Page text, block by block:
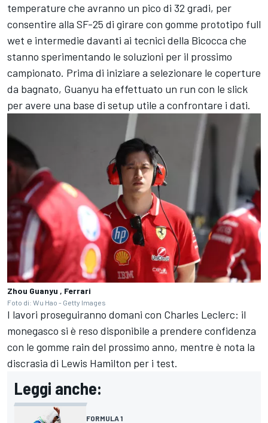
temperature che avranno un pico di 32 gradi, per
consentire alla SF-25 di girare con gomme prototipo full
wet e intermedie davanti ai tecnici della Bicocca che
stanno sperimentando le soluzioni per il prossimo
campionato. Prima di iniziare a selezionare le coperture
da bagnato, Guanyu ha effettuato un run con le slick
per avere una base di setup utile a confrontare i dati.
Zhou Guanyu , Ferrari
Foto di: Wu Hao - Getty Images
I lavori proseguiranno domani con Charles Leclerc: il
monegasco si è reso disponibile a prendere confidenza
con le gomme rain del prossimo anno, mentre è nota la
discrasia di Lewis Hamilton per i test.
Leggi anche:
FORMULA 1